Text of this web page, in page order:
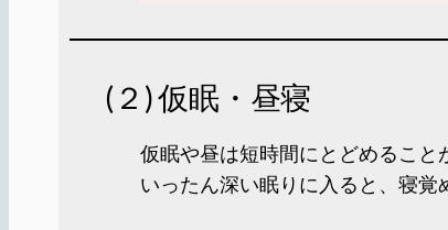
(２) 仮眠・昼寝
仮眠や昼は短時間にとどめること
いったん深い眠りに入ると、寝覚